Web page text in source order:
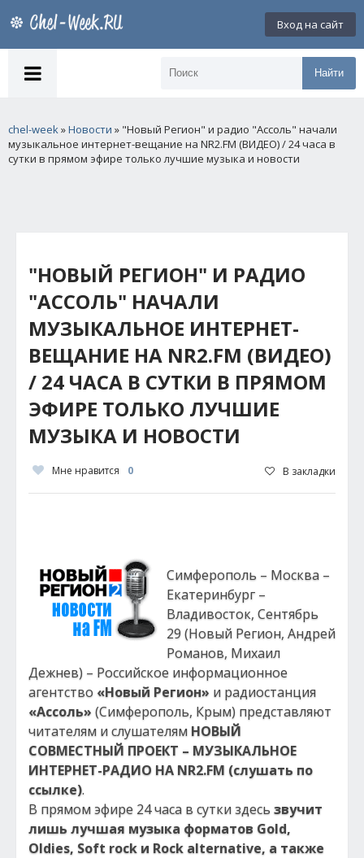
Вход на сайт
Найти
chel-week»Новости » "Новый Регион" и радио "Ассоль" начали
музыкальное интернет-вещание на NR2.FM (ВИДЕО) / 24 часа в
сутки в прямом эфире только лучшие музыка и новости
"НОВЫЙ РЕГИОН" И РАДИО
"АССОЛЬ" НАЧАЛИ
МУЗЫКАЛЬНОЕ ИНТЕРНЕТ-
ВЕЩАНИЕ НА NR2.FM (ВИДЕО)
/ 24 ЧАСА В СУТКИ В ПРЯМОМ
ЭФИРЕ ТОЛЬКО ЛУЧШИЕ
МУЗЫКА И НОВОСТИ
Мне нравится 0 В закладки
Симферополь – Москва –
Екатеринбург –
Владивосток, Сентябрь
29 (Новый Регион, Андрей
Романов, Михаил
Дежнев) – Российское информационное
агентство «Новый Регион» и радиостанция
«Ассоль» (Симферополь, Крым) представляют
читателям и слушателям НОВЫЙ
СОВМЕСТНЫЙ ПРОЕКТ – МУЗЫКАЛЬНОЕ
ИНТЕРНЕТ-РАДИО НА NR2.FM (слушать по
ссылке).
В прямом эфире 24 часа в сутки здесь звучит
лишь лучшая музыка форматов Gold,
Oldies, Soft rock и Rock alternative, а также